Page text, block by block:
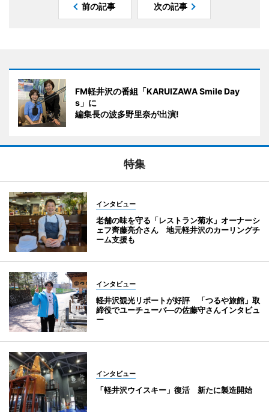
前の記事 次の記事
FM軽井沢の番組「KARUIZAWA Smile Day
s」に
編集長の波多野里奈が出演!
特集
インタビュー
老舗の味を守る「レストラン菊水」オーナーシ
ェフ齊藤亮介さん 地元軽井沢のカーリングチ
ーム支援も
インタビュー
軽井沢観光リポートが好評 「つるや旅館」取
締役でユーチューバ―の佐藤守さんインタビュ
ー
インタビュー
「軽井沢ウイスキー」復活 新たに製造開始